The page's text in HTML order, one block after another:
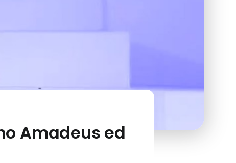
Amadeus ed